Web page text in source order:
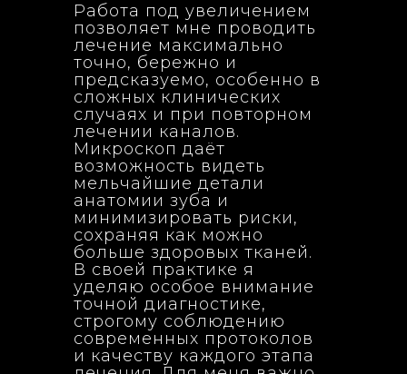
Работа под увеличением
позволяет мне проводить
лечение максимально
точно, бережно и
предсказуемо, особенно в
сложных клинических
случаях и при повторном
лечении каналов.
Микроскоп даёт
возможность видеть
мельчайшие детали
анатомии зуба и
минимизировать риски,
сохраняя как можно
больше здоровых тканей.
В своей практике я
уделяю особое внимание
точной диагностике,
строгому соблюдению
современных протоколов
и качеству каждого этапа